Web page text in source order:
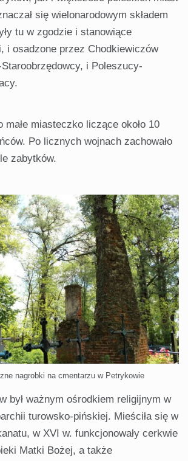
się wielonarodowym składem
tu w zgodzie i stanowiące
i osadzone przez Chodkiewiczów
i Poleszucy-
małe miasteczko liczące około 10
Po licznych wojnach zachowało
zabytków.
nagrobki na cmentarzu w Petrykowie
był ważnym ośrodkiem religijnym w
turowsko-pińskiej. Mieściła się w
w XVI w. funkcjonowały cerkwie
Matki Bożej, a także